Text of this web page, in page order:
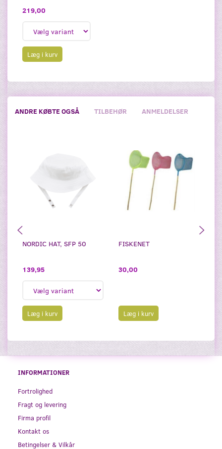
219,00
Læg i kurv
ANDRE KØBTE OGSÅ TILBEHØR ANMELDELSER
NORDIC HAT, SFP 50
139,95
Læg i kurv
FISKENET
30,00
Læg i kurv
INFORMATIONER
Fortrolighed
Fragt og levering
Firma profil
Kontakt os
Betingelser & Vilkår